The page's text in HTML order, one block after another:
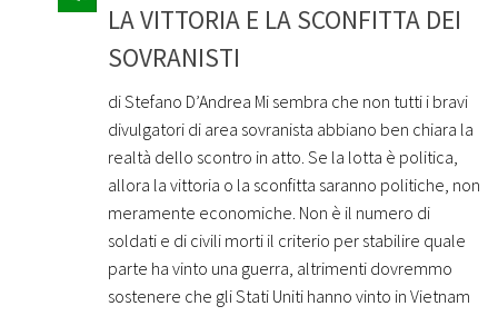
LA VITTORIA E LA SCONFITTA DEI
SOVRANISTI
di Stefano D’Andrea Mi sembra che non tutti i bravi
divulgatori di area sovranista abbiano ben chiara la
realtà dello scontro in atto. Se la lotta è politica,
allora la vittoria o la sconfitta saranno politiche, non
meramente economiche. Non è il numero di
soldati e di civili morti il criterio per stabilire quale
parte ha vinto una guerra, altrimenti dovremmo
sostenere che gli Stati Uniti hanno vinto in Vietnam